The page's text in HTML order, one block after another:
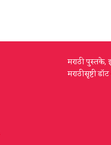
मराठी पुस्तके,
मराठीसृष्टी